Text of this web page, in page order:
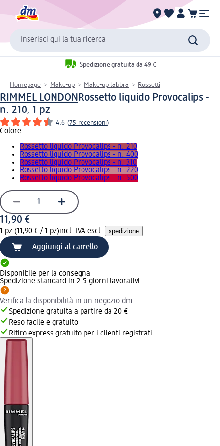
Inserisci qui la tua ricerca
Spedizione gratuita da 49 €
Homepage Make-up Make-up labbra Rossetti
RIMMEL LONDONRossetto liquido Provocalips -
n. 210, 1 pz
4.6 (75 recensioni)
Colore
Rossetto liquido Provocalips - n. 210
Rossetto liquido Provocalips - n. 400
Rossetto liquido Provocalips - n. 310
Rossetto liquido Provocalips - n. 220
Rossetto liquido Provocalips - n. 500
11,90 €
1 pz (11,90 € / 1 pz)incl. IVA escl. spedizione
Aggiungi al carrello
Disponibile per la consegna
Spedizione standard in 2-5 giorni lavorativi
Verifica la disponibilità in un negozio dm
Spedizione gratuita a partire da 20 €
Reso facile e gratuito
Ritiro express gratuito per i clienti registrati